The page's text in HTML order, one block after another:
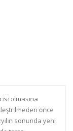
olmasına
önce
sonunda yeni